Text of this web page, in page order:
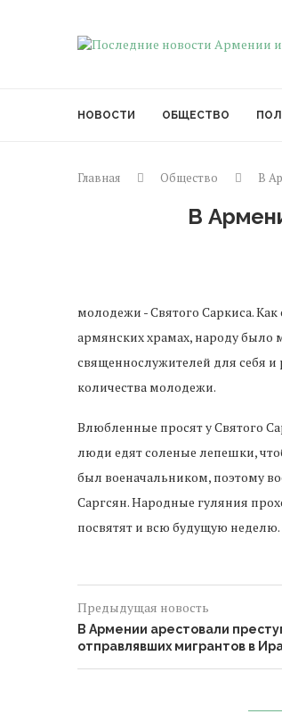
НОВОСТИ ОБЩЕСТВО
Главная Общество В
В
молодежи - Святого Саркиса. Как
армянских храмах, народу было
священнослужителей для себя
количества молодежи.
Влюбленные просят у Святого
люди едят соленые лепешки,
был военачальником, поэтому
Саргсян. Народные гуляния
посвятят и всю будущую неделю.
Предыдущая новость
В Армении арестовали
отправлявших мигрантов в